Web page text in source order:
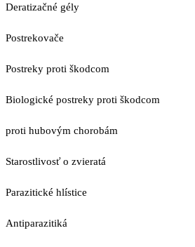
Deratizačné gély
Postrekovače
Postreky proti škodcom
Biologické postreky proti škodcom
proti hubovým chorobám
Starostlivosť o zvieratá
Parazitické hlístice
Antiparazitiká